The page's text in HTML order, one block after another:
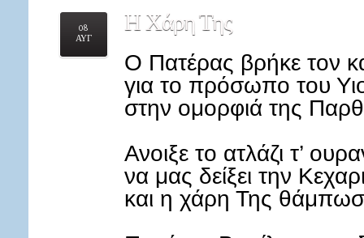
08
ΑΥΓ
Η Χάρη Της
Ο Πατέρας βρήκε τον
για το πρόσωπο του
στην ομορφιά της
Ανοιξε το ατλάζι τ’
να μας δείξει την
και η χάρη Της